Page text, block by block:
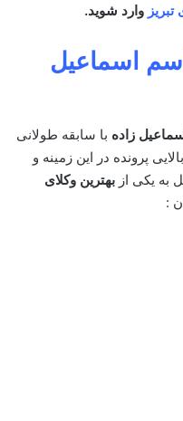
وارد شوید.
اسماعیل
زاده با سابقه طولانی
پرونده در این زمینه و
به یکی از بهترین وکلای
: